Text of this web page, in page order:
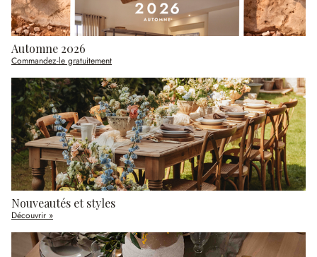
Automne 2026
Commandez-le gratuitement
Nouveautés et styles
Découvrir »